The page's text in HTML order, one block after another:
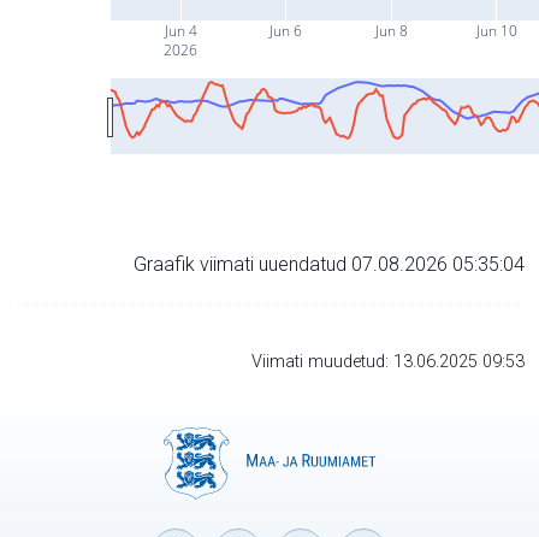
Jun 4
2026
Jun 6 Jun 8 Jun 10
Graafik viimati uuendatud 07.08.2026 05:35:04
Viimati muudetud: 13.06.2025 09:53